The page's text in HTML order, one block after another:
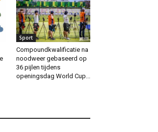
Sport
Compoundkwalificatie na
noodweer gebaseerd op
36 pijlen tijdens
openingsdag World Cup...